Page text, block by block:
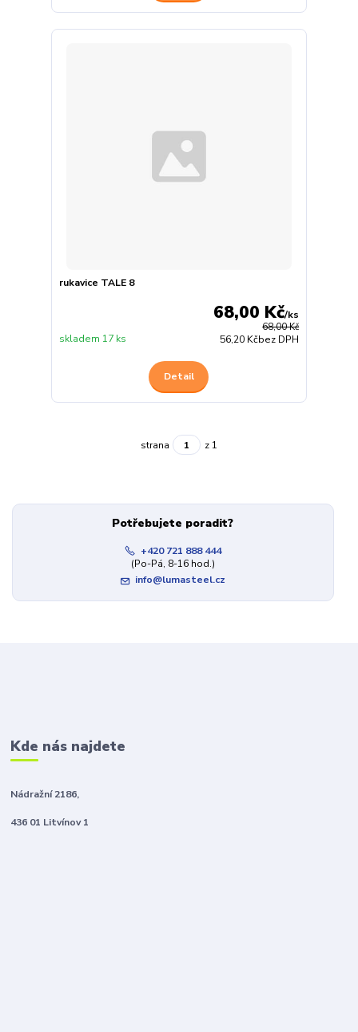
rukavice TALE 8
68,00 Kč
68,00 Kč/ks
56,20 Kčbez DPH
skladem 17 ks
Detail
strana z 1
Potřebujete poradit?
+420 721 888 444
(Po-Pá, 8-16 hod.)
info@lumasteel.cz
Kde nás najdete
Nádražní 2186,
436 01 Litvínov 1